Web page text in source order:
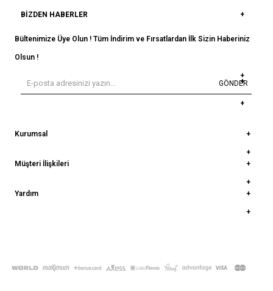
BIZDEN HABERLER
Bültenimize Üye Olun ! Tüm İndirim ve Fırsatlardan İlk Sizin Haberiniz
Olsun !
GÖNDER
Kurumsal
Müşteri İlişkileri
Yardım